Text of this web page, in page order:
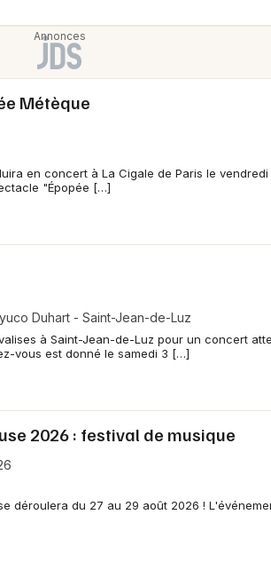
Métèque
en concert à La Cigale de Paris le
"Épopée […]
Duhart - Saint-Jean-de-Luz
à Saint-Jean-de-Luz pour un concert
vous est donné le samedi 3 […]
2026 : festival de musique
déroulera du 27 au 29 août 2026 !